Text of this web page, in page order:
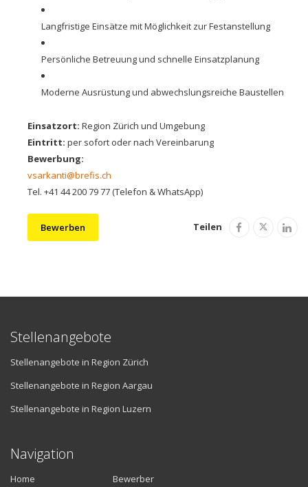
Langfristige Einsätze mit Möglichkeit zur Festanstellung
Persönliche Betreuung und schnelle Einsatzplanung
Moderne Ausrüstung und abwechslungsreiche Baustellen
Einsatzort: Region Zürich und Umgebung
Eintritt: per sofort oder nach Vereinbarung
Bewerbung:
vsarkanti@brefis.ch
Tel. +41 44 200 79 77 (Telefon & WhatsApp)
Bewerben Teilen
Stellenangebote
Stellenangebote in Region Zürich
Stellenangebote in Region Aargau
Stellenangebote in Region Luzern
Navigation
Home Bewerber